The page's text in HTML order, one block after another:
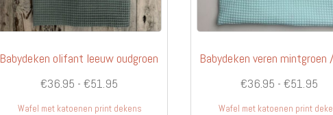
Babydeken olifant leeuw oudgroen
€36.95 - €51.95Prijsklasse:
€36.95
Wafel met katoenen print dekens
Babydeken veren mintgroen
€36.95 - €51.95
Wafel met katoenen print